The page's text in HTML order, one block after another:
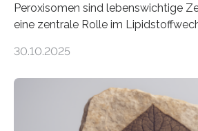
Peroxisomen sind lebenswichtige
eine zentrale Rolle im
erfüllen können, müssen zahlreiche
der Ruhr-Universität Bochum um
und Dr. Ismaila Francis Yusuf hat
unbekannten
30.10.2025